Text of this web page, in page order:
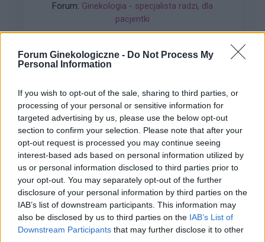
Forum Ginekologiczne - Do Not Process My
Personal Information
If you wish to opt-out of the sale, sharing to third parties, or
processing of your personal or sensitive information for
targeted advertising by us, please use the below opt-out
section to confirm your selection. Please note that after your
opt-out request is processed you may continue seeing
interest-based ads based on personal information utilized by
us or personal information disclosed to third parties prior to
your opt-out. You may separately opt-out of the further
disclosure of your personal information by third parties on the
IAB’s list of downstream participants. This information may
also be disclosed by us to third parties on the IAB’s List of
Downstream Participants that may further disclose it to other
Forum: Ginekologia - specjalista radzi, dla
pacjentki
Obtarcie blon sluzowych pochwy
Obtarcie blon sluzowych pochwy podczas
seksu.Krew poleciala i jest pieczenie podczas
sikania i napuchniete .Jaka masc albo zel
pomoze na ta dolegliwość?.
Forum:Ginekologia - forum dla rodziny i
pacjentki